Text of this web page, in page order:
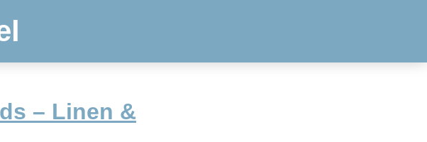
– Linen &